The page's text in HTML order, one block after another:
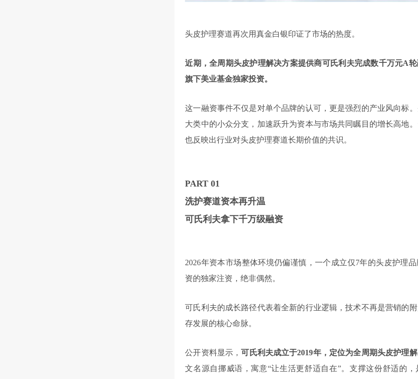
头皮护理赛道再次用真金白银印证了市场的热度。
近期，全周期头皮护理解决方案提供商可氏利夫完成数千万元A
旗下美业基金独家投资。
这一融资事件不仅是对单个品牌的认可，更是强烈的产业风向标
大类中的小众分支，加速跃升为资本与市场共同瞩目的增长高地。
也反映出行业对头皮护理赛道长期价值的共识。
PART 01
洗护赛道资本再升温
可氏利夫拿下千万级融资
2026年资本市场整体环境仍偏谨慎，一个成立仅7年的头皮护理
资的独家注资，绝非偶然。
可氏利夫的成长路径代表着全新的行业逻辑，技术不再是营销的
存发展的核心命脉。
公开资料显示，可氏利夫成立于2019年，定位为全周期头皮护理
文名源自挪威语，寓意“让生活更舒适自在”。支撑这份舒适的